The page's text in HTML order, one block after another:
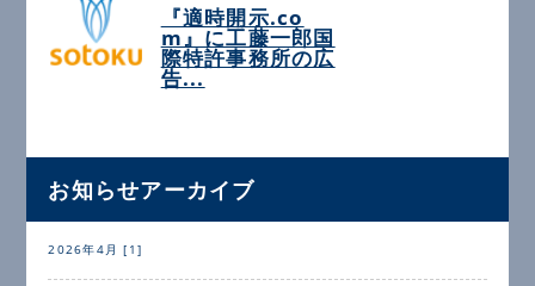
『適時開示.co
m』に工藤一郎国
際特許事務所の広
告...
お知らせアーカイブ
2026年4月 [1]